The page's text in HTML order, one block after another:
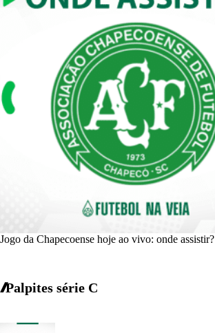
Jogo da Chapecoense hoje ao vivo: onde assistir?
Palpites série C